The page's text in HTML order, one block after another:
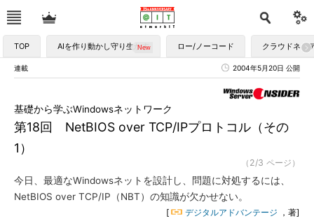
TOP AIを作り動かし守り生かす ロー/ノーコード クラウドネイ
連載 2004年5月20日 公開
第18回 NetBIOS over TCP/IPプロトコル（その
1）
基礎から学ぶWindowsネットワーク
（2/3 ページ）
今日、最適なWindowsネットを設計し、問題に対処するには、
NetBIOS over TCP/IP（NBT）の知識が欠かせない。
[ デジタルアドバンテージ ，著]